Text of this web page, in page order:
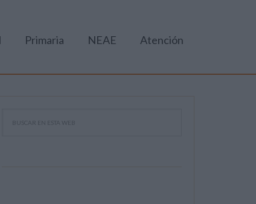
Primaria NEAE Atención